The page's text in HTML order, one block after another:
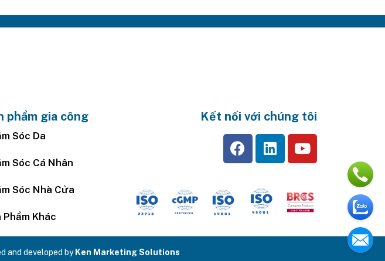
phẩm gia công
Sóc Da
Sóc Cá Nhân
Sóc Nhà Cửa
Phẩm Khác
Kết nối với chúng tôi
and developed byKen Marketing Solutions